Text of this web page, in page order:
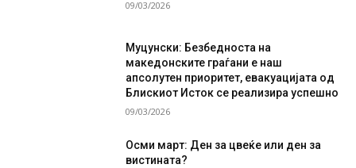
09/03/2026
Муцунски: Безбедноста на
македонските граѓани е наш
апсолутен приоритет, евакуацијата од
Блискиот Исток се реализира успешно
09/03/2026
Осми март: Ден за цвеќе или ден за
вистината?